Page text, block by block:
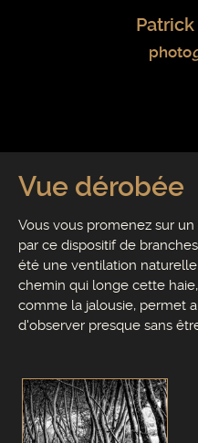
photo
Vue dérobée
Vous vous promenez sur
par ce dispositif de
été une ventilation
chemin qui longe cette
comme la jalousie, permet
d'observer presque sans